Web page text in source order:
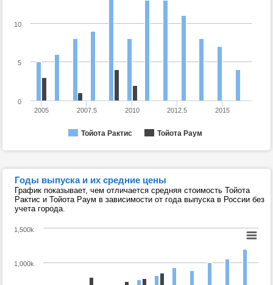
Тойота Рактис Тойота Раум
2005 2007.5 2010 2012.5 2015
0
5
10
Годы выпуска и их средние цены
График показывает, чем отличается средняя стоимость Тойота
Рактис и Тойота Раум в зависимости от года выпуска в России без
учета города.
1,000k
1,500k